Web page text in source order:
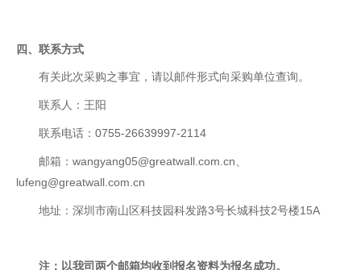
四、联系方式
有关此次采购之事宜，请以邮件形式向采购单位查询。
联系人：王阳
联系电话：0755-26639997-2114
邮箱：wangyang05@greatwall.com.cn、
lufeng@greatwall.com.cn
地址：深圳市南山区科技园科发路3号长城科技2号楼15A
注：以我司两个邮箱均收到报名资料为报名成功。